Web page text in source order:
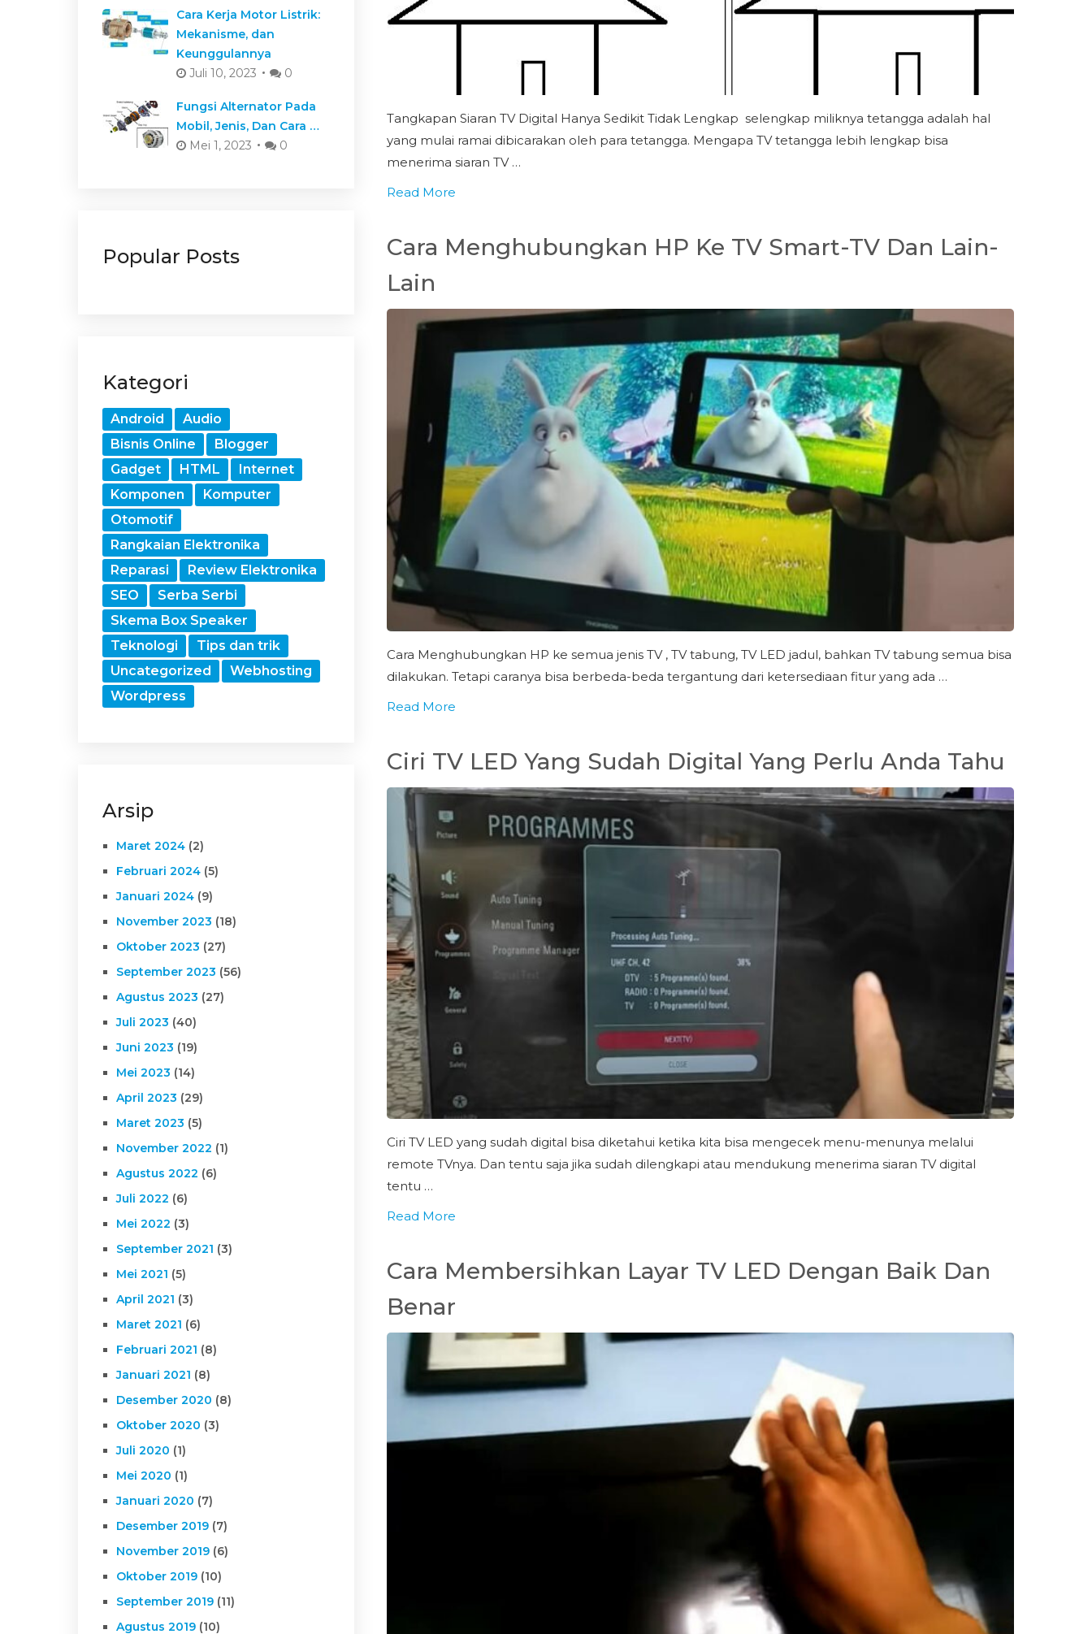
Tangkapan Siaran TV Digital Hanya Sedikit Tidak Lengkap selengkap miliknya tetangga adalah hal
yang mulai ramai dibicarakan oleh para tetangga. Mengapa TV tetangga lebih lengkap bisa
menerima siaran TV …
Read More
Cara Menghubungkan HP Ke TV Smart-TV Dan Lain-
Lain
Cara Menghubungkan HP ke semua jenis TV , TV tabung, TV LED jadul, bahkan TV tabung semua bisa
dilakukan. Tetapi caranya bisa berbeda-beda tergantung dari ketersediaan fitur yang ada …
Read More
Ciri TV LED Yang Sudah Digital Yang Perlu Anda Tahu
Ciri TV LED yang sudah digital bisa diketahui ketika kita bisa mengecek menu-menunya melalui
remote TVnya. Dan tentu saja jika sudah dilengkapi atau mendukung menerima siaran TV digital
tentu …
Read More
Cara Membersihkan Layar TV LED Dengan Baik Dan
Benar
Cara Kerja Motor Listrik:
Mekanisme, dan
Keunggulannya
Juli 10, 2023
0
Fungsi Alternator Pada
Mobil, Jenis, Dan Cara …
Mei 1, 2023
0
Popular Posts
Kategori
Android
Audio
Bisnis Online
Blogger
Gadget
HTML
Internet
Komponen
Komputer
Otomotif
Rangkaian Elektronika
Reparasi
Review Elektronika
SEO
Serba Serbi
Skema Box Speaker
Teknologi
Tips dan trik
Uncategorized
Webhosting
Wordpress
Arsip
Maret 2024 (2)
Februari 2024 (5)
Januari 2024 (9)
November 2023 (18)
Oktober 2023 (27)
September 2023 (56)
Agustus 2023 (27)
Juli 2023 (40)
Juni 2023 (19)
Mei 2023 (14)
April 2023 (29)
Maret 2023 (5)
November 2022 (1)
Agustus 2022 (6)
Juli 2022 (6)
Mei 2022 (3)
September 2021 (3)
Mei 2021 (5)
April 2021 (3)
Maret 2021 (6)
Februari 2021 (8)
Januari 2021 (8)
Desember 2020 (8)
Oktober 2020 (3)
Juli 2020 (1)
Mei 2020 (1)
Januari 2020 (7)
Desember 2019 (7)
November 2019 (6)
Oktober 2019 (10)
September 2019 (11)
Agustus 2019 (10)